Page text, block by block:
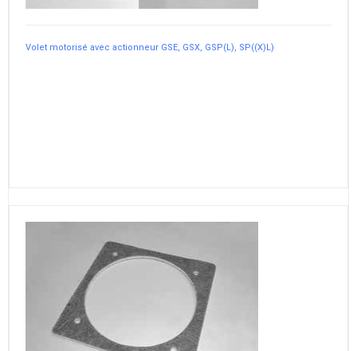
Volet motorisé avec actionneur GSE, GSX, GSP(L), SP((X)L)